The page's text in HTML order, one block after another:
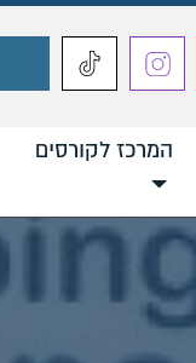
המרכז לקורסים